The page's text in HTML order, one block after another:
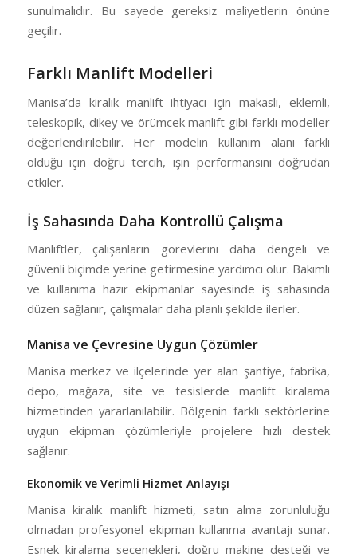
sunulmalıdır. Bu sayede gereksiz maliyetlerin önüne
geçilir.
Farklı Manlift Modelleri
Manisa’da kiralık manlift ihtiyacı için makaslı, eklemli,
teleskopik, dikey ve örümcek manlift gibi farklı modeller
değerlendirilebilir. Her modelin kullanım alanı farklı
olduğu için doğru tercih, işin performansını doğrudan
etkiler.
İş Sahasında Daha Kontrollü Çalışma
Manliftler, çalışanların görevlerini daha dengeli ve
güvenli biçimde yerine getirmesine yardımcı olur. Bakımlı
ve kullanıma hazır ekipmanlar sayesinde iş sahasında
düzen sağlanır, çalışmalar daha planlı şekilde ilerler.
Manisa ve Çevresine Uygun Çözümler
Manisa merkez ve ilçelerinde yer alan şantiye, fabrika,
depo, mağaza, site ve tesislerde manlift kiralama
hizmetinden yararlanılabilir. Bölgenin farklı sektörlerine
uygun ekipman çözümleriyle projelere hızlı destek
sağlanır.
Ekonomik ve Verimli Hizmet Anlayışı
Manisa kiralık manlift hizmeti, satın alma zorunluluğu
olmadan profesyonel ekipman kullanma avantajı sunar.
Esnek kiralama seçenekleri, doğru makine desteği ve